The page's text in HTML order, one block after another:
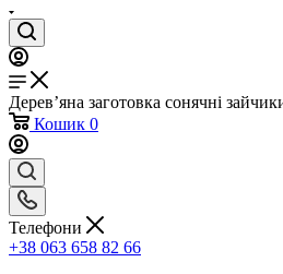
Дерев’яна заготовка сонячні
Кошик 0
Телефони
+38 063 658 82 66